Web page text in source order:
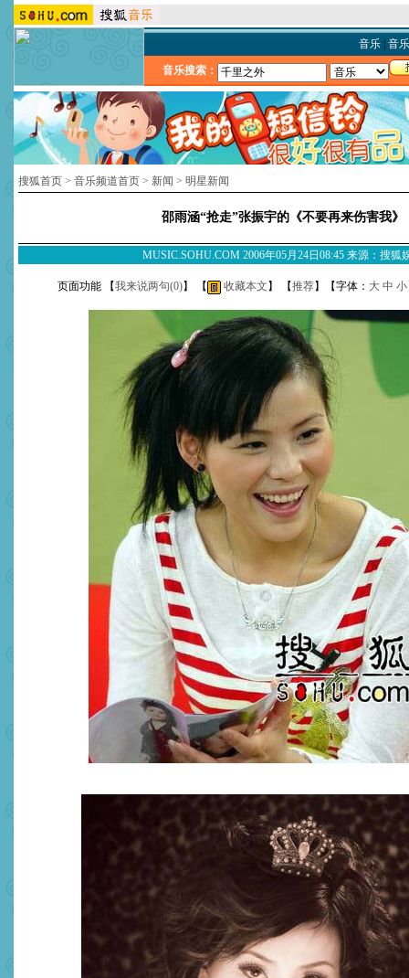
音乐| 音
音乐搜索：
搜狐首页 > 音乐频道首页 > 新闻 > 明星新闻
邵雨涵“抢走”张振宇的《不要再来伤害我》
MUSIC.SOHU.COM 2006年05月24日08:45 来源：搜狐
页面功能 【我来说两句(0)】 【 收藏本文 】 【推荐】【字体： 大 中 小